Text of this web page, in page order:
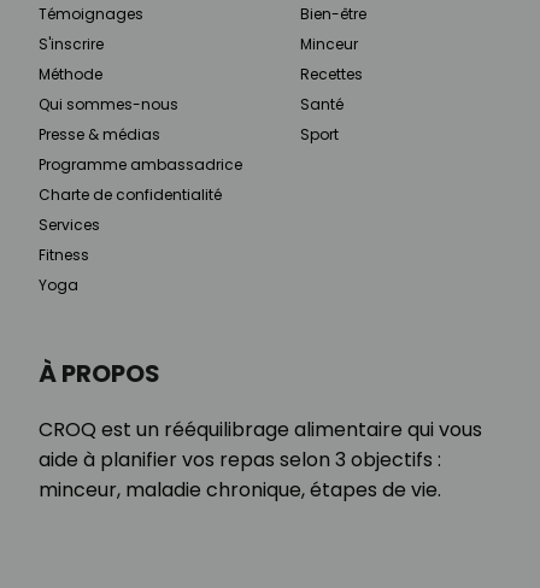
À PROPOS
CROQ est un rééquilibrage alimentaire qui vous
aide à planifier vos repas selon 3 objectifs :
minceur, maladie chronique, étapes de vie.
Témoignages
S'inscrire
Méthode
Qui sommes-nous
Presse & médias
Programme ambassadrice
Charte de confidentialité
Services
Fitness
Yoga
Bien-être
Minceur
Recettes
Santé
Sport